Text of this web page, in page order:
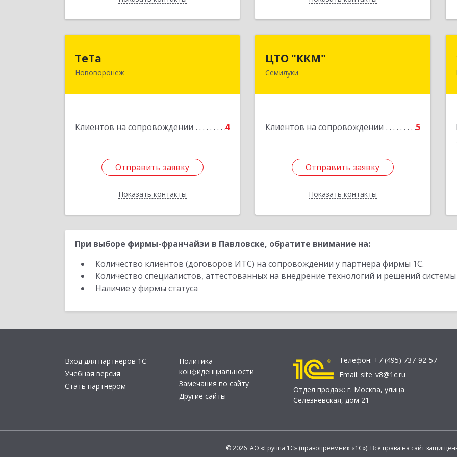
ТеТа
Нововоронеж
Клиентов на сопровождении 4
Отправить заявку
Показать контакты
396 073, Нововоронеж г, а/я, дом № 30
Отправить заявку
Назад
ЦТО "ККМ"
Семилуки
Клиентов на сопровождении 5
Отправить заявку
Показать контакты
Отправить заявку
Назад
При выборе фирмы-франчайзи в Павловске, обратите внимание на:
Количество клиентов (договоров ИТС) на сопровождении у партнера фирмы 1С.
Количество специалистов, аттестованных на внедрение технологий и решений
Наличие у фирмы статуса
Вход для партнеров 1С
Учебная версия
Стать партнером
Политика
конфиденциальности
Замечания по сайту
Другие сайты
Телефон: +7 (495) 737-92-57
Email: site_v8@1c.ru
Отдел продаж: г. Москва, улица
Селезнёвская, дом 21
© 2026 АО «Группа 1С» (правопреемник «1С»). Все права на сайт